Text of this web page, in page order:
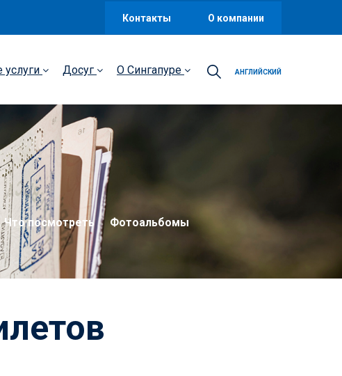
Контакты О компании
услуги Досуг О Сингапуре АНГЛИЙСКИЙ
Что посмотреть Фотоальбомы